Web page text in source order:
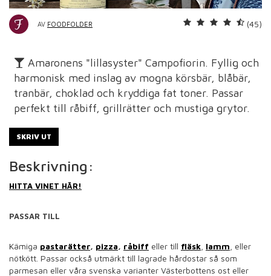
AV FOODFOLDER (45)
Amaronens "lillasyster" Campofiorin. Fyllig och
harmonisk med inslag av mogna körsbär, blåbär,
tranbär, choklad och kryddiga fat toner. Passar
perfekt till råbiff, grillrätter och mustiga grytor.
SKRIV UT
Beskrivning:
HITTA VINET HÄR!
PASSAR TILL
Kämiga pastarätter, pizza, råbiff eller till fläsk lamm , eller
nötkött. Passar också utmärkt till lagrade hårdostar så som
parmesan eller våra svenska varianter Västerbottens ost eller